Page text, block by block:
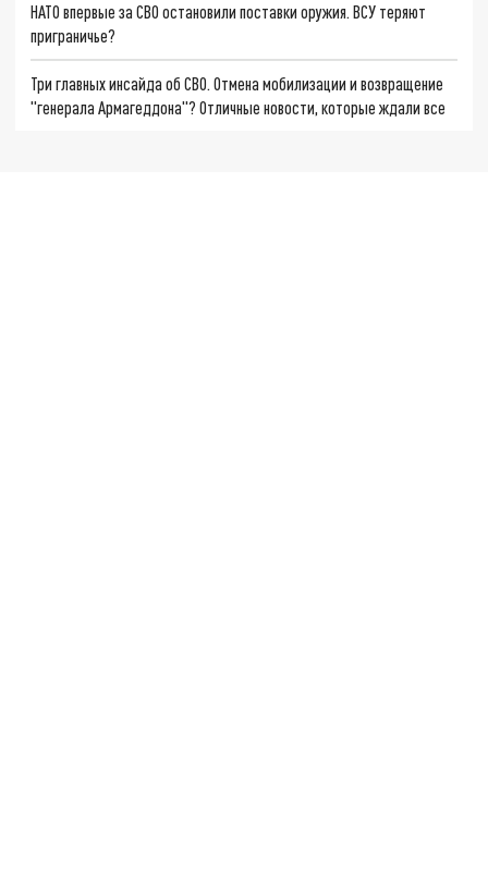
НАТО впервые за СВО остановили поставки оружия. ВСУ теряют
приграничье?
Три главных инсайда об СВО. Отмена мобилизации и возвращение
"генерала Армагеддона"? Отличные новости, которые ждали все